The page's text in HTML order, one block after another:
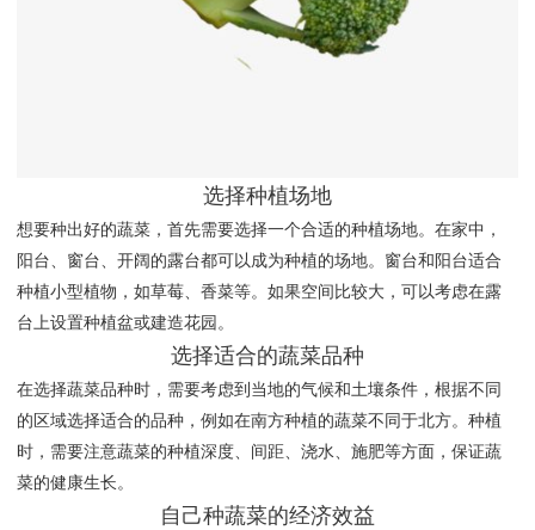
选择种植场地
想要种出好的蔬菜，首先需要选择一个合适的种植场地。在家中，
阳台、窗台、开阔的露台都可以成为种植的场地。窗台和阳台适合
种植小型植物，如草莓、香菜等。如果空间比较大，可以考虑在露
台上设置种植盆或建造花园。
选择适合的蔬菜品种
在选择蔬菜品种时，需要考虑到当地的气候和土壤条件，根据不同
的区域选择适合的品种，例如在南方种植的蔬菜不同于北方。种植
时，需要注意蔬菜的种植深度、间距、浇水、施肥等方面，保证蔬
菜的健康生长。
自己种蔬菜的经济效益